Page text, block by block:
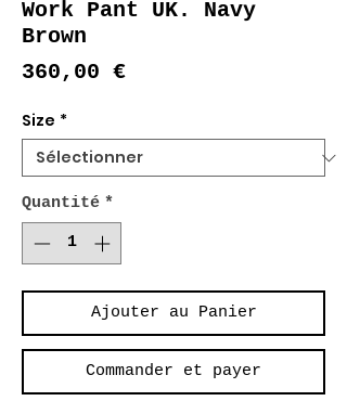
Work Pant UK. Navy
Brown
360,00 €Prix
Size *
Quantité *
Ajouter au Panier
Commander et payer